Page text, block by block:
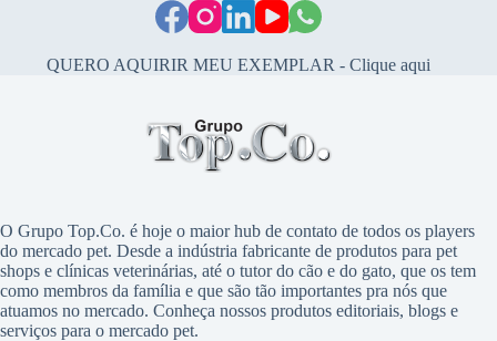
QUERO AQUIRIR MEU EXEMPLAR - Clique aqui
O Grupo Top.Co. é hoje o maior hub de contato de todos os players
do mercado pet. Desde a indústria fabricante de produtos para pet
shops e clínicas veterinárias, até o tutor do cão e do gato, que os tem
como membros da família e que são tão importantes pra nós que
atuamos no mercado. Conheça nossos produtos editoriais, blogs e
serviços para o mercado pet.